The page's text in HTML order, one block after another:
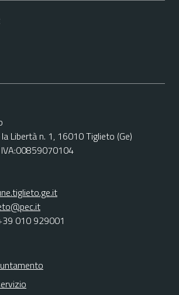
Libertà n. 1, 16010 Tiglieto (Ge)
010 929001